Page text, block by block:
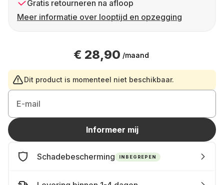
Gratis retourneren na afloop
Meer informatie over looptijd en opzegging
€ 28,90 /maand
Dit product is momenteel niet beschikbaar.
E-mail
Informeer mij
Schadebescherming INBEGREPEN